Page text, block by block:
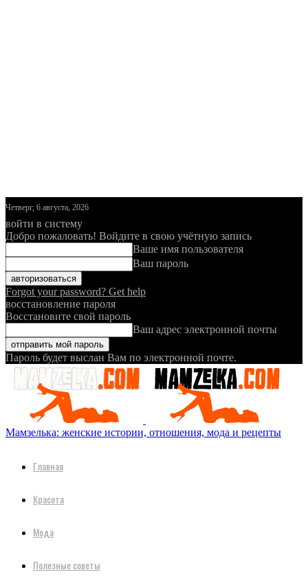
Четверг, 6 августа, 2026
войти в систему
Добро пожаловать! Войдите в свою учётную запись
Ваше имя пользователя
Ваш пароль
Forgot your password? Get help
восстановление пароля
Восстановите свой пароль
Ваш адрес электронной почты
Пароль будет выслан Вам по электронной почте.
Мамзелька: женские истории, отношения, мода и рецепты
Главная
Красота
Мода
Полезные советы